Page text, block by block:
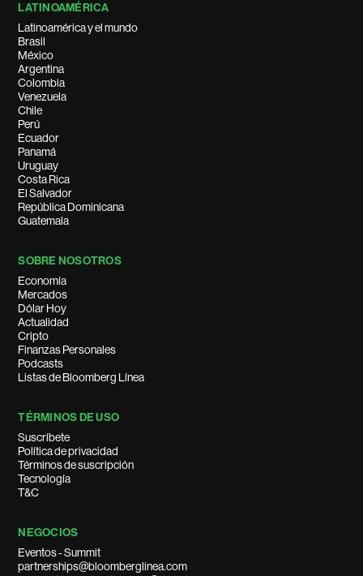
LATINOAMÉRICA
Latinoamérica y el mundo
Brasil
México
Argentina
Colombia
Venezuela
Chile
Perú
Ecuador
Panamá
Uruguay
Costa Rica
El Salvador
República Dominicana
Guatemala
SOBRE NOSOTROS
Economía
Mercados
Dólar Hoy
Actualidad
Cripto
Finanzas Personales
Podcasts
Listas de Bloomberg Línea
TÉRMINOS DE USO
Suscríbete
Política de privacidad
Términos de suscripción
Tecnología
T&C
NEGOCIOS
Eventos - Summit
partnerships@bloomberglinea.com